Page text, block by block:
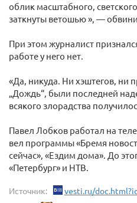
облик масштабного,
заткнуты ветошью », —
При этом журналист
работе у него нет.
«Да, никуда. Ни хэштегов, ни
„Дождь“, были последней
всякого злорадства
Павел Лобков работал на
вел программы «Бремя
сейчас», «Ездим дома». До
«Петербург» и НТВ.
Источник: vesti.ru/